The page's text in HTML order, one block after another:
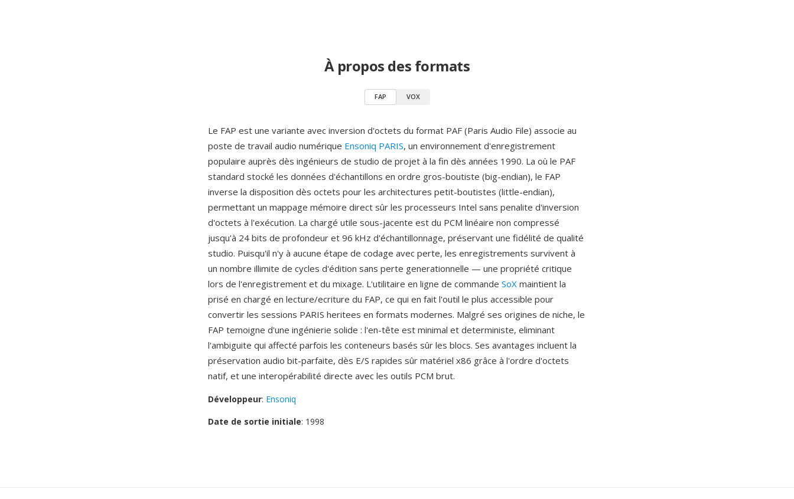
À propos des formats
FAP VOX
Le FAP est une variante avec inversion d'octets du format PAF (Paris Audio File) associe au
poste de travail audio numérique Ensoniq PARIS, un environnement d'enregistrement
populaire auprès dès ingénieurs de studio de projet à la fin dès années 1990. La où le PAF
standard stocké les données d'échantillons en ordre gros-boutiste (big-endian), le FAP
inverse la disposition dès octets pour les architectures petit-boutistes (little-endian),
permettant un mappage mémoire direct sûr les processeurs Intel sans penalite d'inversion
d'octets à l'exécution. La chargé utile sous-jacente est du PCM linéaire non compressé
jusqu'à 24 bits de profondeur et 96 kHz d'échantillonnage, préservant une fidélité de qualité
studio. Puisqu'il n'y à aucune étape de codage avec perte, les enregistrements survivent à
un nombre illimite de cycles d'édition sans perte generationnelle — une propriété critique
lors de l'enregistrement et du mixage. L'utilitaire en ligne de commande SoX maintient la
prisé en chargé en lecture/ecriture du FAP, ce qui en fait l'outil le plus accessible pour
convertir les sessions PARIS heritees en formats modernes. Malgré ses origines de niche, le
FAP temoigne d'une ingénierie solide : l'en-tête est minimal et deterministe, eliminant
l'ambiguite qui affecté parfois les conteneurs basés sûr les blocs. Ses avantages incluent la
préservation audio bit-parfaite, dès E/S rapides sûr matériel x86 grâce à l'ordre d'octets
natif, et une interopérabilité directe avec les outils PCM brut.
Développeur: Ensoniq
Date de sortie initiale: 1998